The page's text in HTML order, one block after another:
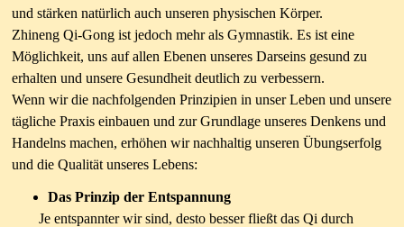
und stärken natürlich auch unseren physischen Körper.
Zhineng Qi-Gong ist jedoch mehr als Gymnastik. Es ist eine
Möglichkeit, uns auf allen Ebenen unseres Darseins gesund zu
erhalten und unsere Gesundheit deutlich zu verbessern.
Wenn wir die nachfolgenden Prinzipien in unser Leben und unsere
tägliche Praxis einbauen und zur Grundlage unseres Denkens und
Handelns machen, erhöhen wir nachhaltig unseren Übungserfolg
und die Qualität unseres Lebens:
Das Prinzip der Entspannung
Je entspannter wir sind, desto besser fließt das Qi durch